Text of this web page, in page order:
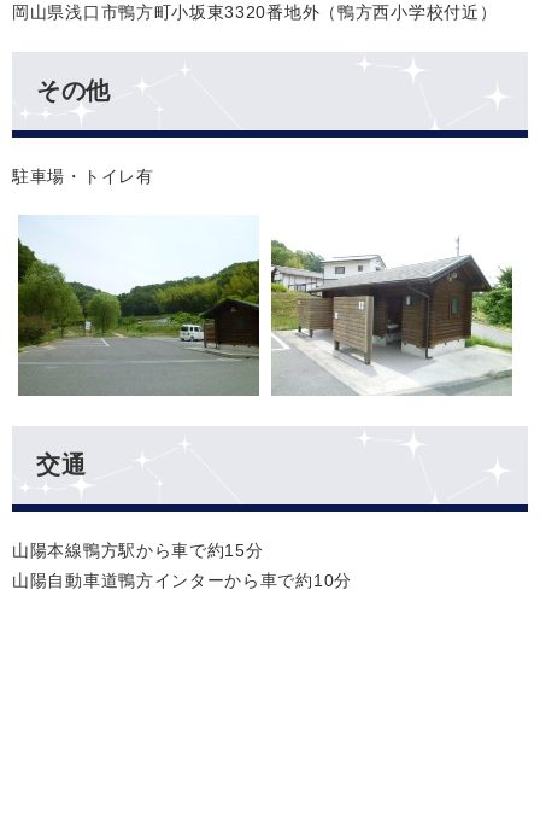
岡山県浅口市鴨方町小坂東3320番地外（鴨方西小学校付近）
その他
駐車場・トイレ有
交通
山陽本線鴨方駅から車で約15分
山陽自動車道鴨方インターから車で約10分